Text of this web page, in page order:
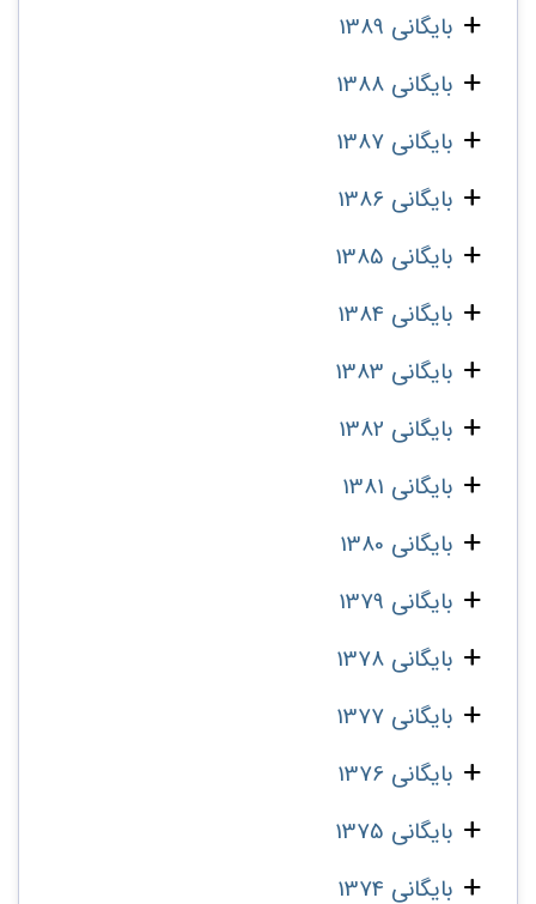
بایگانی 1389
بایگانی 1388
بایگانی 1387
بایگانی 1386
بایگانی 1385
بایگانی 1384
بایگانی 1383
بایگانی 1382
بایگانی 1381
بایگانی 1380
بایگانی 1379
بایگانی 1378
بایگانی 1377
بایگانی 1376
بایگانی 1375
بایگانی 1374